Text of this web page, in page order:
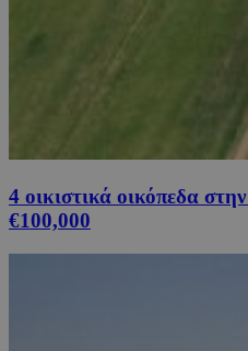
4 οικιστικά οικόπεδα
€100,000